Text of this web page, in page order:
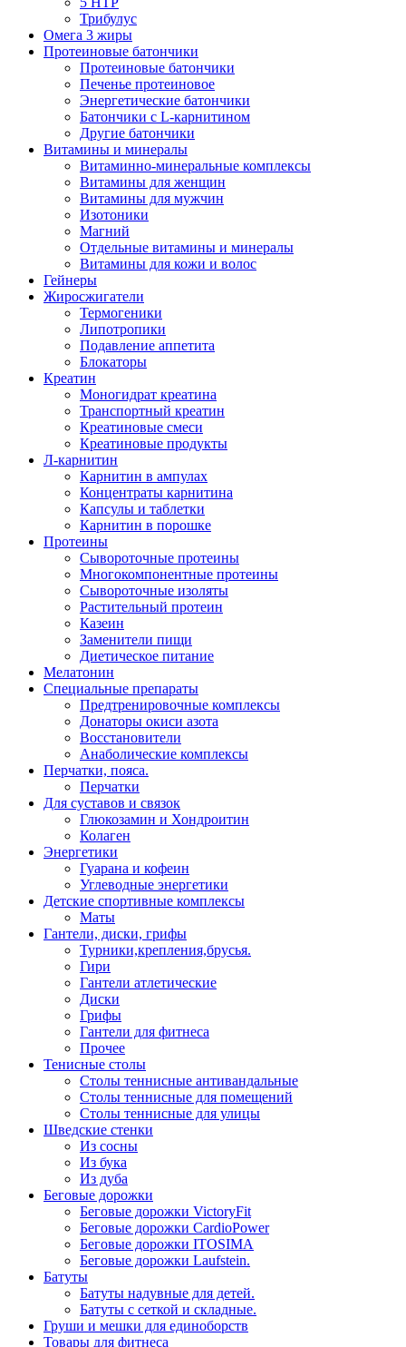
Трибулус
Омега 3 жиры
Протеиновые батончики
Протеиновые батончики
Печенье протеиновое
Энергетические батончики
Батончики с L-карнитином
Другие батончики
Витамины и минералы
Витаминно-минеральные комплексы
Витамины для женщин
Витамины для мужчин
Изотоники
Магний
Отдельные витамины и минералы
Витамины для кожи и волос
Гейнеры
Жиросжигатели
Термогеники
Липотропики
Подавление аппетита
Блокаторы
Креатин
Моногидрат креатина
Транспортный креатин
Креатиновые смеси
Креатиновые продукты
Л-карнитин
Карнитин в ампулах
Концентраты карнитина
Капсулы и таблетки
Карнитин в порошке
Протеины
Сывороточные протеины
Многокомпонентные протеины
Сывороточные изоляты
Растительный протеин
Казеин
Заменители пищи
Диетическое питание
Мелатонин
Специальные препараты
Предтренировочные комплексы
Донаторы окиси азота
Восстановители
Анаболические комплексы
Перчатки, пояса.
Перчатки
Для суставов и связок
Глюкозамин и Хондроитин
Колаген
Энергетики
Гуарана и кофеин
Углеводные энергетики
Детские спортивные комплексы
Маты
Гантели, диски, грифы
Турники,крепления,брусья.
Гири
Гантели атлетические
Диски
Грифы
Гантели для фитнеса
Прочее
Тенисные столы
Столы теннисные антивандальные
Столы теннисные для помещений
Столы теннисные для улицы
Шведские стенки
Из сосны
Из бука
Из дуба
Беговые дорожки
Беговые дорожки VictoryFit
Беговые дорожки CardioPower
Беговые дорожки ITOSIMA
Беговые дорожки Laufstein.
Батуты
Батуты надувные для детей.
Батуты с сеткой и складные.
Груши и мешки для единоборств
Товары для фитнеса